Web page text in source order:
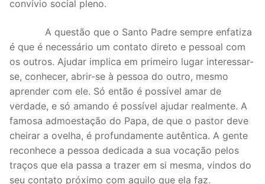
convívio social pleno.
A questão que o Santo Padre sempre enfatiza
é que é necessário um contato direto e pessoal com
os outros. Ajudar implica em primeiro lugar interessar-
se, conhecer, abrir-se à pessoa do outro, mesmo
aprender com ele. Só então é possível amar de
verdade, e só amando é possível ajudar realmente. A
famosa admoestação do Papa, de que o pastor deve
cheirar a ovelha, é profundamente autêntica. A gente
reconhece a pessoa dedicada a sua vocação pelos
traços que ela passa a trazer em si mesma, vindos do
seu contato próximo com aquilo que ela faz.